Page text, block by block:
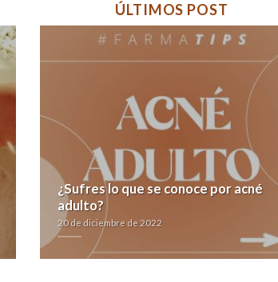
ÚLTIMOS POST
¿Sufres lo que se conoce por acné
adulto?
20 de diciembre de 2022